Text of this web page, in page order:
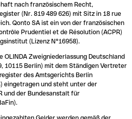
nach französischem Recht,
(Nr. 819 489 626) mit Sitz in 18 rue
Qonto SA ist ein von der französischen
Prudentiel et de Résolution (ACPR)
(Lizenz N°16958).
OLINDA Zweigniederlassung Deutschland
10115 Berlin) mit dem Ständigen Vertreter
des Amtsgerichts Berlin
eingetragen und steht unter der
und der Bundesanstalt für